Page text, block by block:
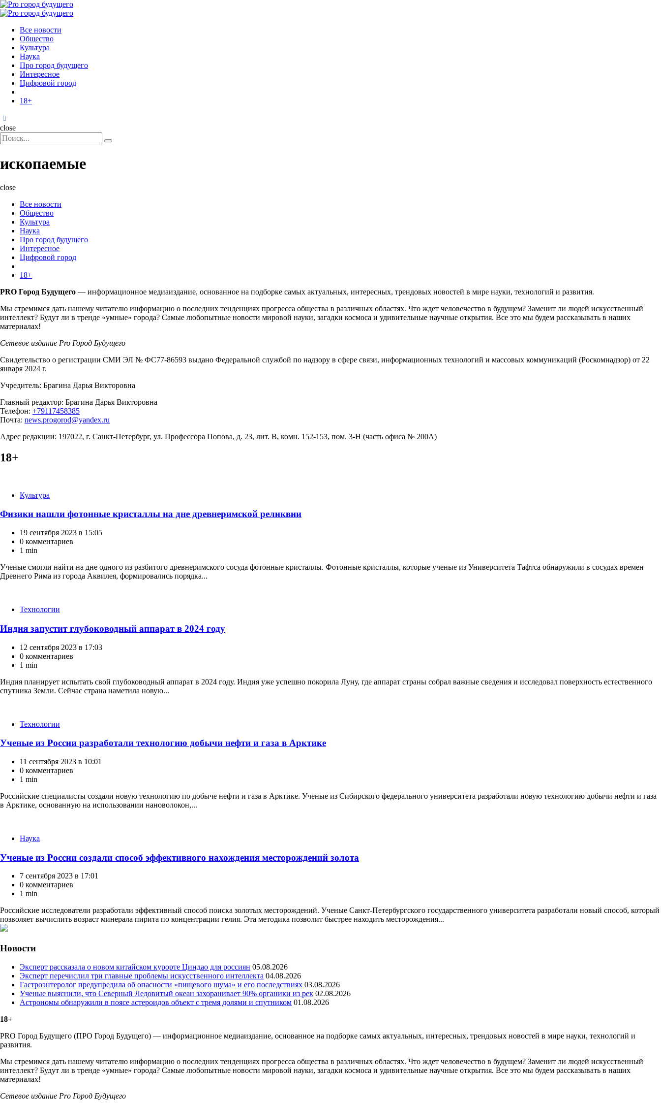
Menu
Поиск
Menu
Pro
Все новости
Общество
Культура
Наука
Про город будущего
Интересное
Цифровой город
18+
Поиск
close
Search
for:
Поиск
ископаемые
close
Все новости
Общество
Культура
Наука
Про город будущего
Интересное
Цифровой город
18+
PRO Город Будущего — информационное медиаиздание, основанное на подборке самых актуальных, интересных, трендовых новостей в мире науки, технологий и развития.
Мы стремимся дать нашему читателю информацию о последних тенденциях прогресса общества в различных областях. Что ждет человечество в будущем? Заменит ли людей искусственный
интеллект? Будут ли в тренде «умные» города? Самые любопытные новости мировой науки, загадки космоса и удивительные научные открытия. Все это мы будем рассказывать в наших
материалах!
Сетевое издание Pro Город Будущего
Свидетельство о регистрации СМИ ЭЛ № ФС77-86593 выдано Федеральной службой по надзору в сфере связи, информационных технологий и массовых коммуникаций (Роскомнадзор) от 22
января 2024 г.
Учредитель: Брагина Дарья Викторовна
Главный редактор: Брагина Дарья Викторовна
Телефон: +79117458385
Почта: news.progorod@yandex.ru
Адрес редакции: 197022, г. Санкт-Петербург, ул. Профессора Попова, д. 23, лит. В, комн. 152-153, пом. 3-Н (часть офиса № 200А)
18+
КатегорииКультура
Физики нашли фотонные кристаллы на дне древнеримской реликвии
19 сентября 2023 в 15:05
0 комментариев
1 min
Ученые смогли найти на дне одного из разбитого древнеримского сосуда фотонные кристаллы. Фотонные кристаллы, которые ученые из Университета Тафтса обнаружили в сосудах времен
Древнего Рима из города Аквилея, формировались порядка...
КатегорииТехнологии
Индия запустит глубоководный аппарат в 2024 году
12 сентября 2023 в 17:03
0 комментариев
1 min
Индия планирует испытать свой глубоководный аппарат в 2024 году. Индия уже успешно покорила Луну, где аппарат страны собрал важные сведения и исследовал поверхность естественного
спутника Земли. Сейчас страна наметила новую...
КатегорииТехнологии
Ученые из России разработали технологию добычи нефти и газа в Арктике
11 сентября 2023 в 10:01
0 комментариев
1 min
Российские специалисты создали новую технологию по добыче нефти и газа в Арктике. Ученые из Сибирского федерального университета разработали новую технологию добычи нефти и газа
в Арктике, основанную на использовании нановолокон,...
Категории
Наука
Ученые из России создали способ эффективного нахождения месторождений золота
7 сентября 2023 в 17:01
0 комментариев
1 min
Российские исследователи разработали эффективный способ поиска золотых месторождений. Ученые Санкт-Петербургского государственного университета разработали новый способ, который
позволяет вычислить возраст минерала пирита по концентрации гелия. Эта методика позволит быстрее находить месторождения...
Новости
Эксперт рассказала о новом китайском курорте Циндао для россиян 05.08.2026
Эксперт перечислил три главные проблемы искусственного интеллекта 04.08.2026
Гастроэнтеролог предупредила об опасности «пищевого шума» и его последствиях 03.08.2026
Ученые выяснили, что Северный Ледовитый океан захоранивает 90% органики из рек 02.08.2026
Астрономы обнаружили в поясе астероидов объект с тремя долями и спутником 01.08.2026
18+
PRO Город Будущего (ПРО Город Будущего) — информационное медиаиздание, основанное на подборке самых актуальных, интересных, трендовых новостей в мире науки, технологий и
развития.
Мы стремимся дать нашему читателю информацию о последних тенденциях прогресса общества в различных областях. Что ждет человечество в будущем? Заменит ли людей искусственный
интеллект? Будут ли в тренде «умные» города? Самые любопытные новости мировой науки, загадки космоса и удивительные научные открытия. Все это мы будем рассказывать в наших
материалах!
Сетевое издание Рrо Город Будущего